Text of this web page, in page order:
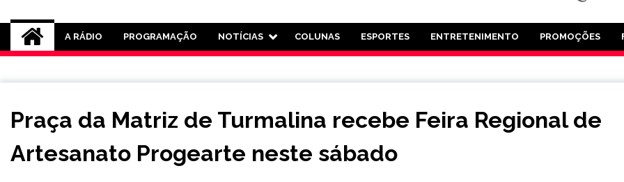
Rádio Aranãs 105.3
A RÁDIO PROGRAMAÇÃO NOTÍCIAS COLUNAS ESPORTES ENTRETENIMENTO PROMOÇÕES
Praça da Matriz de Turmalina recebe Feira Regional de
Artesanato Progearte neste sábado